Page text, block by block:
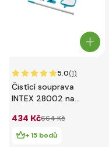
5.0(1)
Čistící souprava
INTEX 28002 na
434 Kč664 Kč
+ 15 bodů